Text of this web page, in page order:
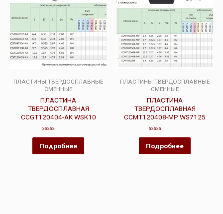
ПЛАСТИНЫ ТВЕРДОСПЛАВНЫЕ
СМЕННЫЕ
ПЛАСТИНА
ТВЕРДОСПЛАВНАЯ
CCGT120404-AK WSK10
Оценка
из
5
Подробнее
ПЛАСТИНЫ ТВЕРДОСПЛАВНЫЕ
СМЕННЫЕ
ПЛАСТИНА
ТВЕРДОСПЛАВНАЯ
CCMT120408-MP WS7125
Оценка
из
5
Подробнее